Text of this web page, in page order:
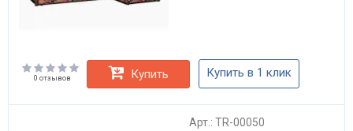
0 отзывов Купить Купить в 1 клик
Арт.: TR-00050